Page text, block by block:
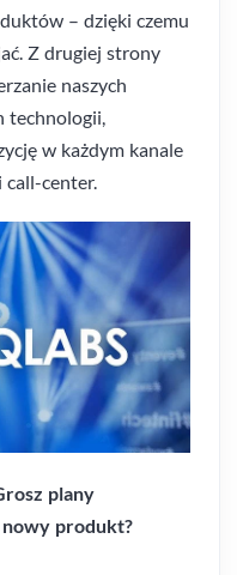
– dzięki czemu
Z drugiej strony
naszych
technologii,
w każdym kanale
call-center.
plany
produkt?